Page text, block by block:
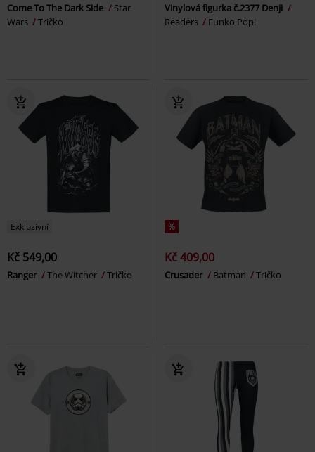
Come To The Dark Side
Star
Wars
Tričko
Vinylová figurka č.2377 Denji
Readers
Funko Pop!
Exkluzivní
Kč 549,00
Ranger The Witcher Tričko
%
Kč 409,00
Crusader Batman Tričko